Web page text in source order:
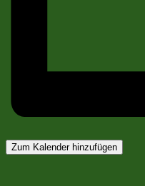
Zum Kalender hinzufügen